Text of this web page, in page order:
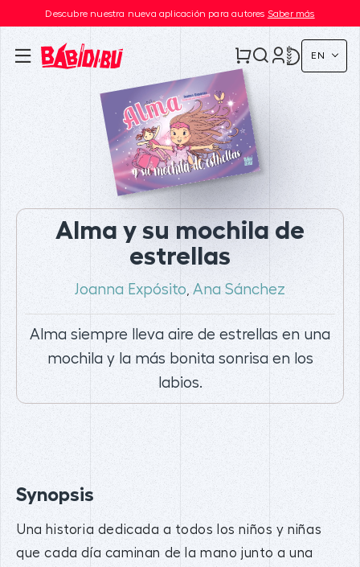
Descubre nuestra nueva aplicación para autores Saber más
EN
Alma y su mochila de
estrellas
Joanna Expósito, Ana Sánchez
Alma siempre lleva aire de estrellas en una
mochila y la más bonita sonrisa en los
labios.
Synopsis
Una historia dedicada a todos los niños y niñas
que cada día caminan de la mano junto a una